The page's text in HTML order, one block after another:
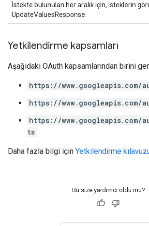
İstekte bulunulan her aralık için, isteklerin
UpdateValuesResponse.
Yetkilendirme kapsamları
Aşağıdaki OAuth kapsamlarından birini
https://www.googleapis.com/
https://
https://www.googleapis.com/
ts
Daha fazla bilgi için Yetkilendirme
Bu size yardımcı oldu mu?